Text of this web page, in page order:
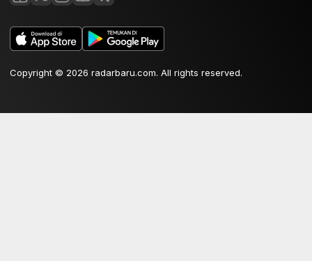
Copyright © 2026 radarbaru.com. All rights reserved.